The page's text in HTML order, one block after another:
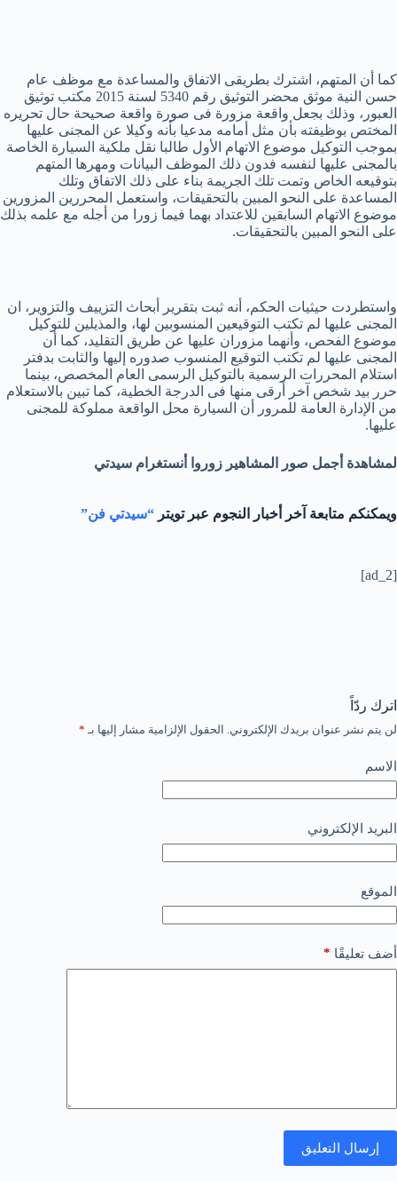
كما أن المتهم، اشترك بطريقى الاتفاق والمساعدة مع موظف عام
حسن النية موثق محضر التوثيق رقم 5340 لسنة 2015 مكتب توثيق
العبور، وذلك بجعل واقعة مزورة فى صورة واقعة صحيحة حال تحريره
المختص بوظيفته بأن مثل أمامه مدعيا بأنه وكيلا عن المجنى عليها
بموجب التوكيل موضوع الاتهام الأول طالبا نقل ملكية السيارة الخاصة
بالمجنى عليها لنفسه فدون ذلك الموظف البيانات ومهرها المتهم
بتوقيعه الخاص وتمت تلك الجريمة بناء على ذلك الاتفاق وتلك
المساعدة على النحو المبين بالتحقيقات، واستعمل المحررين المزورين
موضوع الاتهام السابقين للاعتداد بهما فيما زورا من أجله مع علمه بذلك
على النحو المبين بالتحقيقات.
واستطردت حيثيات الحكم، أنه ثبت بتقرير أبحاث التزييف والتزوير، ان
المجنى عليها لم تكتب التوقيعين المنسوبين لها، والمذيلين للتوكيل
موضوع الفحص، وأنهما مزوران عليها عن طريق التقليد، كما أن
المجنى عليها لم تكتب التوقيع المنسوب صدوره إليها والثابت بدفتر
استلام المحررات الرسمية بالتوكيل الرسمى العام المخصص، بينما
حرر بيد شخص آخر أرقى منها فى الدرجة الخطية، كما تبين بالاستعلام
من الإدارة العامة للمرور أن السيارة محل الواقعة مملوكة للمجنى
عليها.
لمشاهدة أجمل صور المشاهير زوروا أنستغرام سيدتي
ويمكنكم متابعة آخر أخبار النجوم عبر تويتر “سيدتي فن”
[ad_2]
اترك ردّاً
لن يتم نشر عنوان بريدك الإلكتروني. الحقول الإلزامية مشار إليها بـ *
الاسم
البريد الإلكتروني
الموقع
أضف تعليقًا *
إرسال التعليق